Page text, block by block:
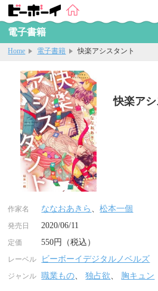
電子書籍
Home 電子書籍 快楽アシスタント
快楽ア
作家名 ななおあきら 、松本一個
発売日 2020/06/11
定価 550円（税込）
レーベル ビーボーイデジタルノベルズ
ジャンル 職業もの、独占欲、 胸キュン